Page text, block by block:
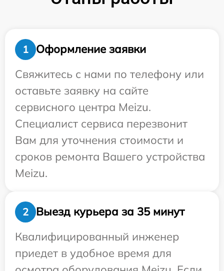
1
Оформление заявки
Свяжитесь с нами по телефону или
оставьте заявку на сайте
сервисного центра Meizu.
Специалист сервиса перезвонит
Вам для уточнения стоимости и
сроков ремонта Вашего устройства
Meizu.
2
Выезд курьера за 35 минут
Квалифицированный инженер
приедет в удобное время для